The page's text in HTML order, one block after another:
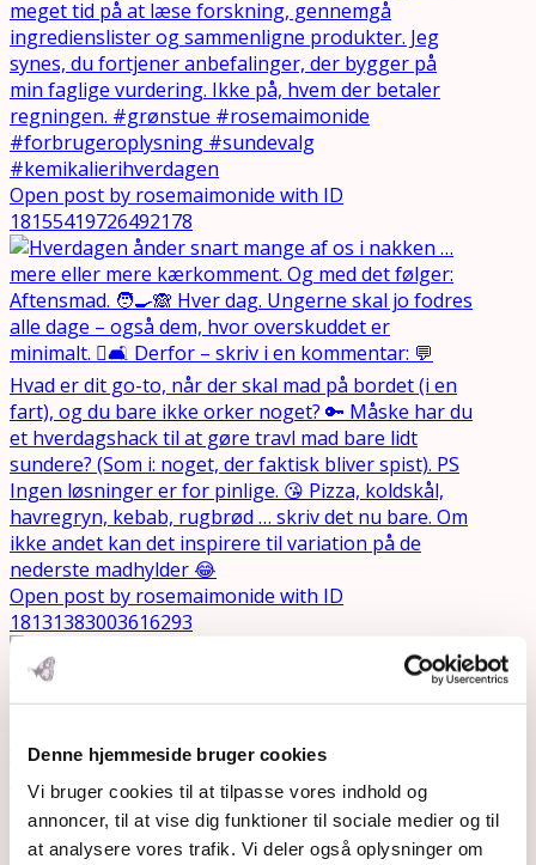
Denne hjemmeside bruger cookies
Vi bruger cookies til at tilpasse vores indhold og
annoncer, til at vise dig funktioner til sociale medier og til
at analysere vores trafik. Vi deler også oplysninger om
Open post by rosemaimonide with ID
18155419726492178
Open post by rosemaimonide with ID
18131383003616293